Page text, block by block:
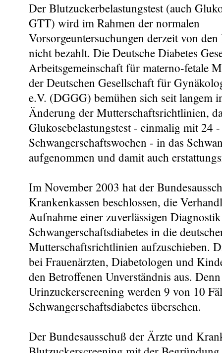
Der Blutzuckerbelastungstest (auch
GTT) wird im Rahmen der normalen
Vorsorgeuntersuchungen derzeit von
nicht bezahlt. Die Deutsche Diabetes
Arbeitsgemeinschaft für materno-fetale
der Deutschen Gesellschaft für
e.V. (DGGG) bemühen sich seit langem
Änderung der Mutterschaftsrichtlinien,
Glukosebelastungstest - einmalig mit 24
Schwangerschaftswochen - in das
aufgenommen und damit auch
Im November 2003 hat der
Krankenkassen beschlossen, die
Aufnahme einer zuverlässigen
Schwangerschaftsdiabetes in die
Mutterschaftsrichtlinien aufzuschieben.
bei Frauenärzten, Diabetologen und
den Betroffenen Unverständnis aus.
Urinzuckerscreening werden 9 von 10
Schwangerschaftsdiabetes übersehen.
Der Bundesausschuß der Ärzte und